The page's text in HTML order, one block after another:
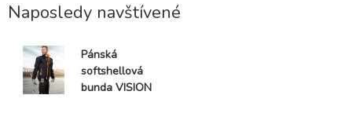
Naposledy navštívené
Pánská
softshellová
bunda VISION